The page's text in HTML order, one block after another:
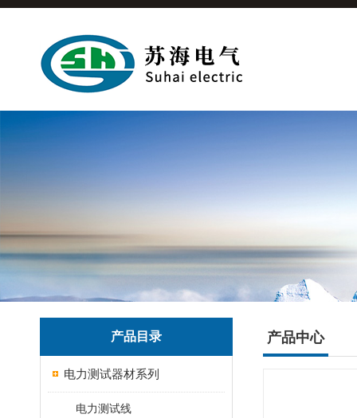
产品目录
电力测试器材系列
电力测试线
产品中心